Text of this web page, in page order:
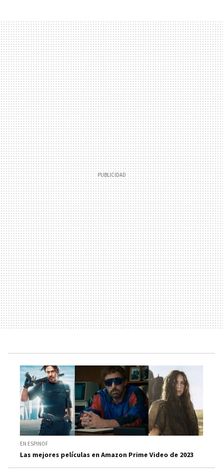
EN ESPINOF
Las mejores películas en Amazon Prime Video de 2023